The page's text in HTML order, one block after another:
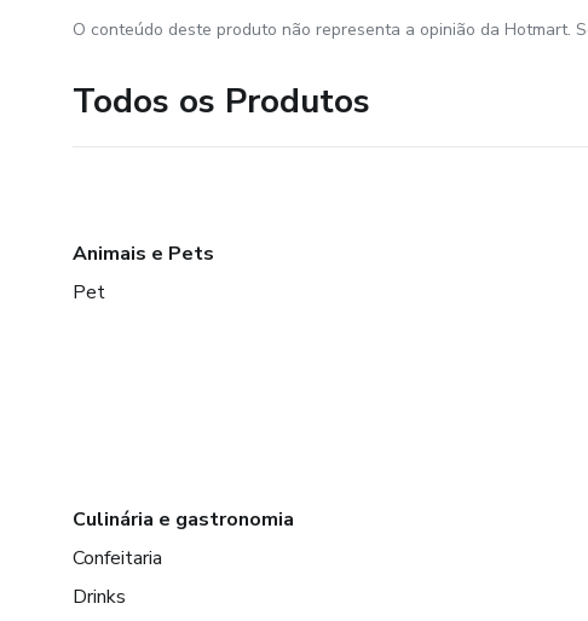
O conteúdo deste produto não representa a opinião da Hotmart.
Todos os Produtos
Animais e Pets
Pet
Culinária e gastronomia
Confeitaria
Drinks